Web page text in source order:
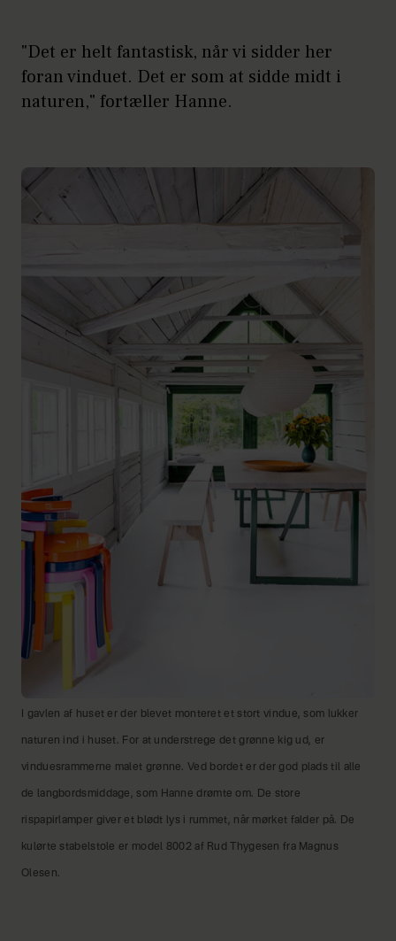
"Det er helt fantastisk, når vi sidder her
foran vinduet. Det er som at sidde midt i
naturen," fortæller Hanne.
I gavlen af huset er der blevet monteret et stort vindue, som lukker
naturen ind i huset. For at understrege det grønne kig ud, er
vinduesrammerne malet grønne. Ved bordet er der god plads til alle
de langbordsmiddage, som Hanne drømte om. De store
rispapirlamper giver et blødt lys i rummet, når mørket falder på. De
kulørte stabelstole er model 8002 af Rud Thygesen fra Magnus
Olesen.